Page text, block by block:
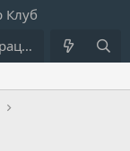
Регистрация